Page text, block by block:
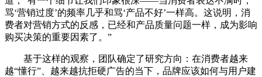
骂‘营销过度’的频率几乎和骂‘产品不好’一样高。这说明，消
费者对营销方式的反感，已经和产品质量问题一样，成为影响
购买决策的重要因素了。”
基于这样的观察，团队确定了研究方向：在消费者越来
越“懂行”、越来越抗拒硬广告的当下，品牌应该如何与用户建